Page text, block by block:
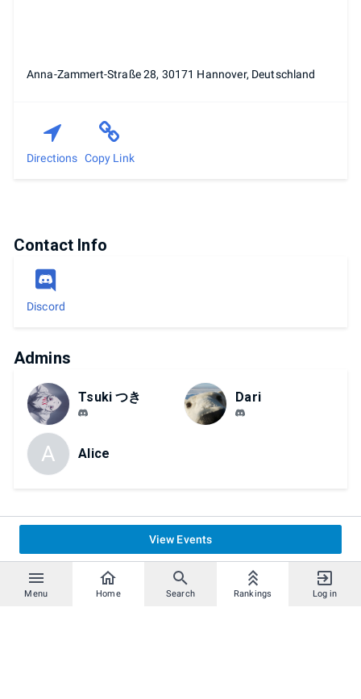
Menu Home Search Rankings Log in
Anna-Zammert-Straße 28, 30171 Hannover, Deutschland
Directions Copy Link
Contact Info
Discord
Admins
Tsuki つき Dari
A Alice
View Events